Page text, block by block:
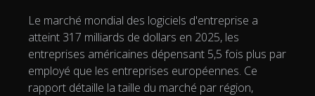
Le marché mondial des logiciels d'entreprise a
atteint 317 milliards de dollars en 2025, les
entreprises américaines dépensant 5,5 fois plus par
employé que les entreprises européennes. Ce
rapport détaille la taille du marché par région,